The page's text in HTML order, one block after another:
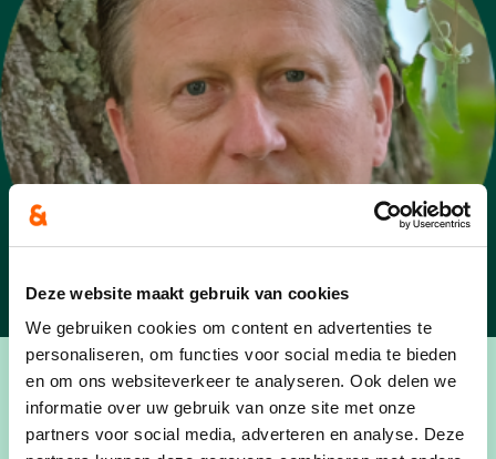
Deze website maakt gebruik van cookies
We gebruiken cookies om content en advertenties te
personaliseren, om functies voor social media te bieden
en om ons websiteverkeer te analyseren. Ook delen we
informatie over uw gebruik van onze site met onze
partners voor social media, adverteren en analyse. Deze